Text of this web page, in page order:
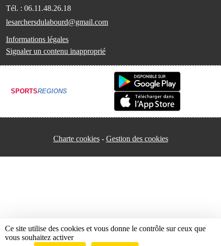
Tél. : 06.11.48.26.18
lesarchersdulabourd@gmail.com
Informations légales
Signaler un contenu inapproprié
SPORTSREGIONS
Charte cookies Gestion des cookies
Ce site utilise des cookies et vous donne le contrôle sur ceux que
vous souhaitez activer